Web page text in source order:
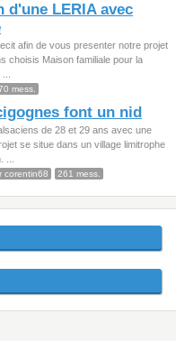
d'une LERIA avec
afin de vous presenter notre projet
choisis Maison familiale pour la
mess.
font un nid
de 28 et 29 ans avec une
se situe dans un village limitrophe
corentin68 261 mess.